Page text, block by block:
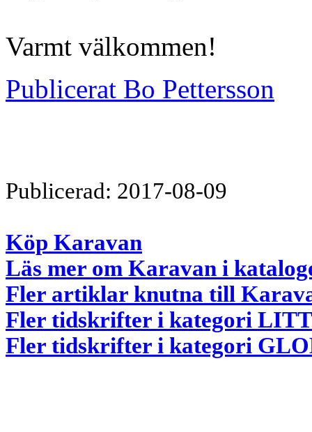
Varmt välkommen!
Publicerat Bo Pettersson
Publicerad: 2017-08-09
Köp Karavan
Läs mer om Karavan i
Fler artiklar knutna till
Fler tidskrifter i kategori
Fler tidskrifter i kategori